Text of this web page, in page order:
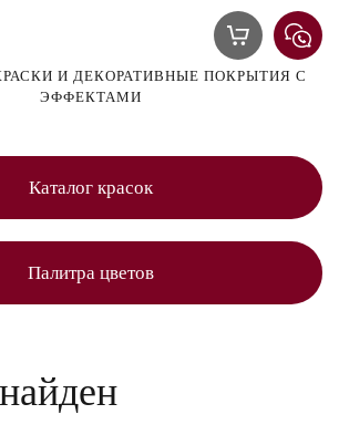
И ДЕКОРАТИВНЫЕ ПОКРЫТИЯ С
ЭФФЕКТАМИ
Каталог красок
Палитра цветов